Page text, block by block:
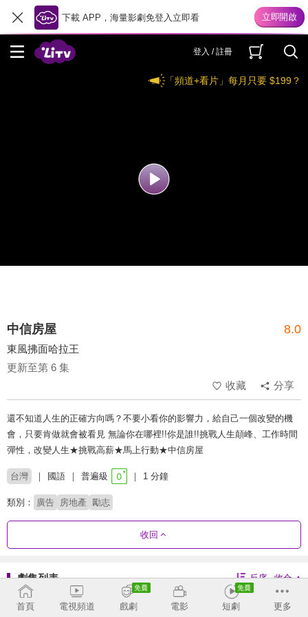
下載 APP，海量影劇免登入立即看
登入 / 註冊
「頻道+看片」每月只要 $199？
中信房屋 8.0
東風拂面哈拉王
更新至第 6 集
收藏
分享
還不知道人生的正確方向嗎？不要小看你的影響力，給自己一個改變的機
會，只要肯做就會被看見 無論你在哪裡!!你是誰!!挑戰人生顛峰、工作時間
彈性，改變人生★挑戰高薪★馬上行動★中信房屋
台灣 國語 普遍級 1 分鐘
類別： 廣告 房地產 勵志
收回
劇集列表 反序 收合
我的各種同事 想像得到就會成真 轉彎 轉運 轉念系列發揮你的本事
首頁 電視頻道 戲劇 電影 短劇 更多